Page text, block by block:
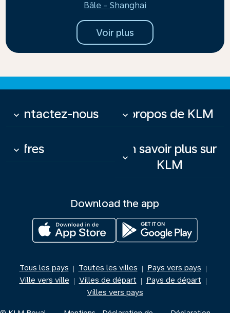
Bâle - Shanghai
Voir plus
Contactez-nous
keyboard_arrow_down À propos de KLM
keyboard_arrow_down
Offres
keyboard_arrow_down
En savoir plus sur
KLM
keyboard_arrow_down
Download the app
Tous les pays | Toutes les villes | Pays vers pays |
Ville vers ville | Villes de départ | Pays de départ |
Villes vers pays